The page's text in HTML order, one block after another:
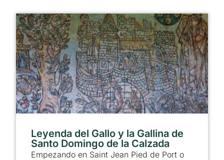
Leyenda del Gallo y la Gallina de
Santo Domingo de la Calzada
Empezando en Saint Jean Pied de Port o